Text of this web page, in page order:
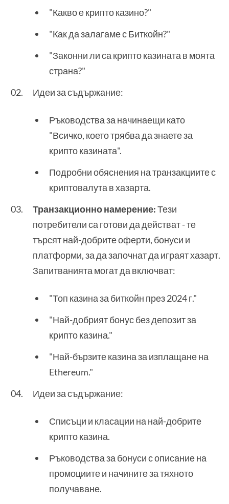
"Какво е крипто казино?"
"Как да залагаме с Биткойн?"
"Законни ли са крипто казината в моята
страна?"
Идеи за съдържание:
Ръководства за начинаещи като
"Всичко, което трябва да знаете за
крипто казината".
Подробни обяснения на транзакциите с
криптовалута в хазарта.
Транзакционно намерение:Тези
потребители са готови да действат - те
търсят най-добрите оферти, бонуси и
платформи, за да започнат да играят хазарт.
Запитванията могат да включват:
"Топ казина за биткойн през 2024 г."
"Най-добрият бонус без депозит за
крипто казина."
"Най-бързите казина за изплащане на
Ethereum."
Идеи за съдържание:
Списъци и класации на най-добрите
крипто казина.
Ръководства за бонуси с описание на
промоциите и начините за тяхното
получаване.